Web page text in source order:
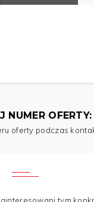
NUMER OFERTY:
oferty podczas